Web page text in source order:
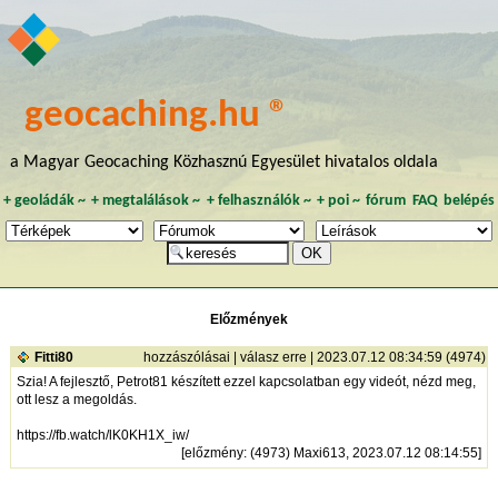
geocaching.hu ®
a Magyar Geocaching Közhasznú Egyesület hivatalos oldala
+ geoládák~ +megtalálások ~ + felhasználók~ + poi~ fórum FAQ belépés
Előzmények
Fitti80 hozzászólásai | válasz erre | 2023.07.12 08:34:59 (4974)
Szia! A fejlesztő, Petrot81 készített ezzel kapcsolatban egy videót, nézd meg,
ott lesz a megoldás.
https://fb.watch/lK0KH1X_iw/
[előzmény: (4973) Maxi613, 2023.07.12 08:14:55]